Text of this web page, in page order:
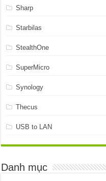
Sharp
Starbilas
StealthOne
SuperMicro
Synology
Thecus
USB to LAN
Danh mục